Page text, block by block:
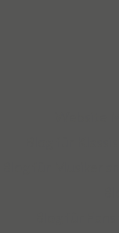
bestehen